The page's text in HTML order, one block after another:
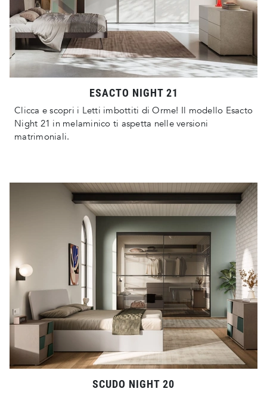
ESACTO NIGHT 21
Clicca e scopri i Letti imbottiti di Orme! Il modello Esacto
Night 21 in melaminico ti aspetta nelle versioni
matrimoniali.
SCUDO NIGHT 20